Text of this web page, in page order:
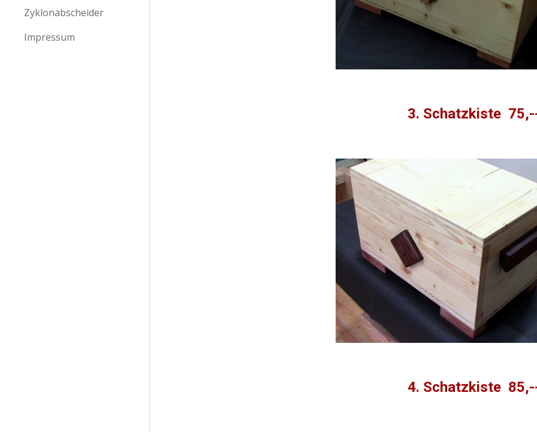
Zyklonabscheider
Impressum
3. Schatzkiste
4. Schatzkiste